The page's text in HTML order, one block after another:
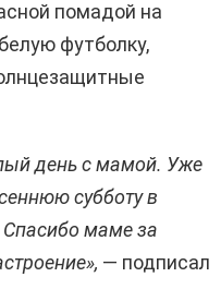
помадой на
футболку,
день с мамой. Уже
субботу в
маме за
— подписал